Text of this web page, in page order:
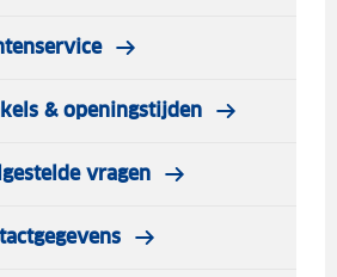
neem je een
& openingstijden
vragen